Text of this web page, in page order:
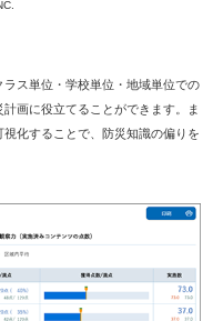
ス単位・学校単位・地域単位での
画に役立てることができます。ま
化することで、防災知識の偏りを